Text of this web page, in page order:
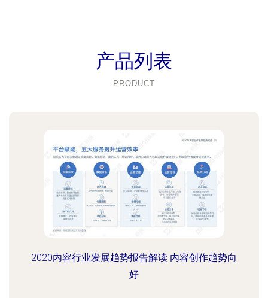
产品列表
PRODUCT
2020内容行业发展趋势报告解读 内容创作趋势向
好